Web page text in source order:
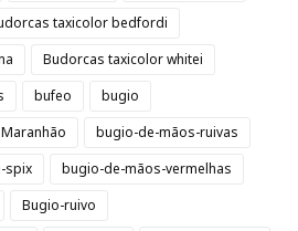
taxicolor bedfordi
Budorcas taxicolor whitei
bufeo
bugio
bugio-de-mãos-ruivas
spix
bugio-de-mãos-vermelhas
Bugio-ruivo